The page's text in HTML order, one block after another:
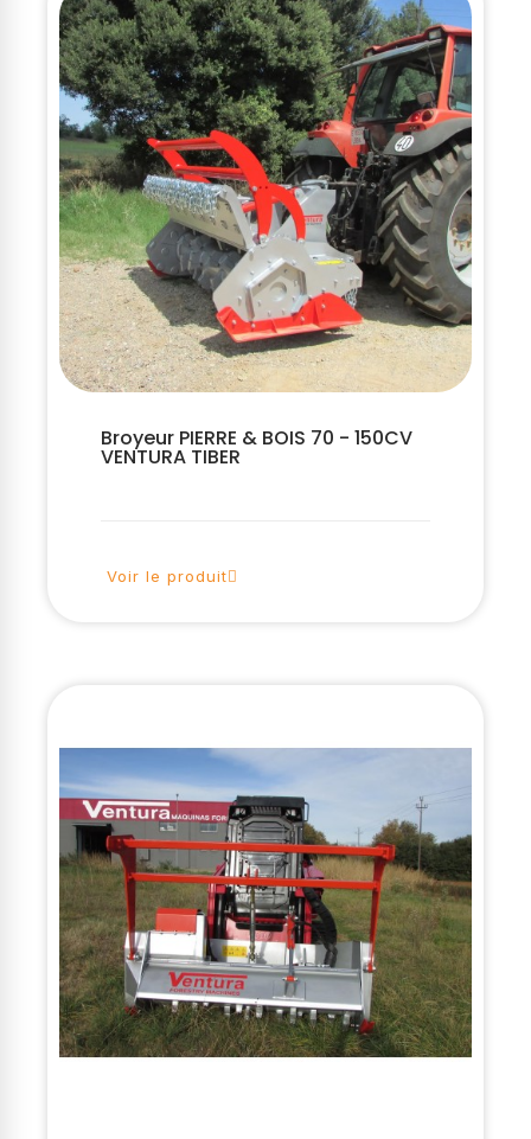
Broyeur PIERRE & BOIS 70 - 150CV
VENTURA TIBER
Voir le produit